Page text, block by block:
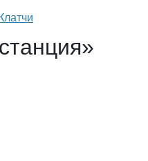
Клатчи